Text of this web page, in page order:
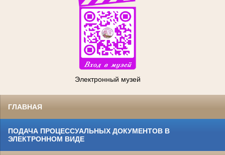
Электронный музей
ГЛАВНАЯ
ПОДАЧА ПРОЦЕССУАЛЬНЫХ ДОКУМЕНТОВ В
ЭЛЕКТРОННОМ ВИДЕ